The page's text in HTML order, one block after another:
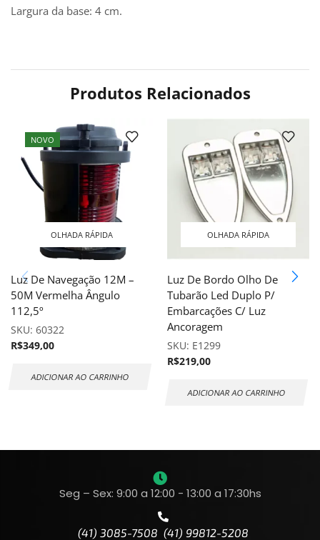
Largura da base: 4 cm.
Produtos Relacionados
NOVO
OLHADA RÁPIDA
Luz De Navegação 12M –
50M Vermelha Ângulo
112,5º
SKU: 60322
R$349,00
ADICIONAR AO CARRINHO
OLHADA RÁPIDA
Luz De Bordo Olho De
Tubarão Led Duplo P/
Embarcações C/ Luz
Ancoragem
SKU: E1299
R$219,00
ADICIONAR AO CARRINHO
Seg – Sex: 9:00 a 12:00 - 13:00 a 17:30hs
(41) 3085-7508 (41) 99812-5208